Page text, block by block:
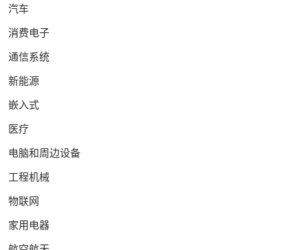
汽车
消费电子
通信系统
新能源
嵌入式
医疗
电脑和周边设备
工程机械
物联网
家用电器